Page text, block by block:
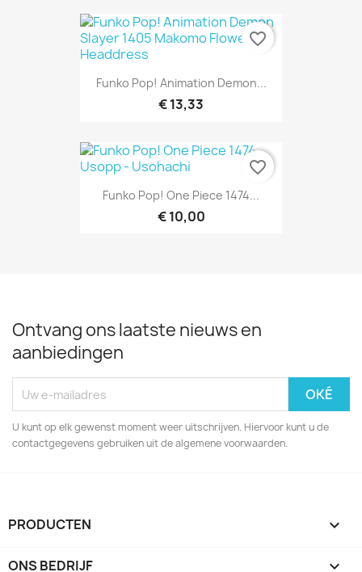
Funko Pop! Animation Demon...
€ 13,33
favorite_border
Funko Pop! One Piece 1474...
€ 10,00
favorite_border
Ontvang ons laatste nieuws en
aanbiedingen
U kunt op elk gewenst moment weer uitschrijven. Hiervoor kunt u de
contactgegevens gebruiken uit de algemene voorwaarden.
PRODUCTEN 
ONS BEDRIJF 